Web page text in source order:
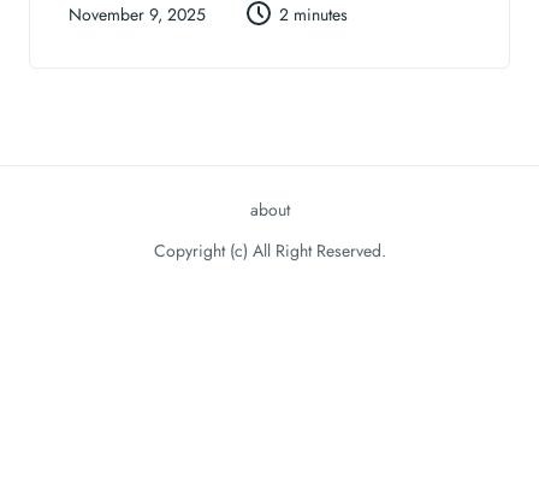
November 9, 2025 2 minutes
about
Copyright (c) All Right Reserved.